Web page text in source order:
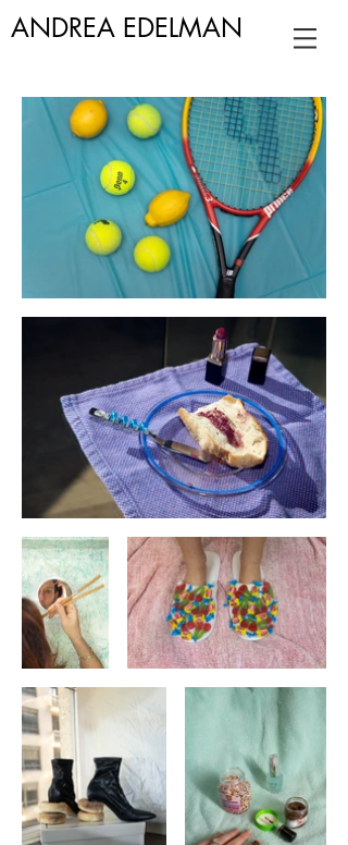
ANDREA EDELMAN